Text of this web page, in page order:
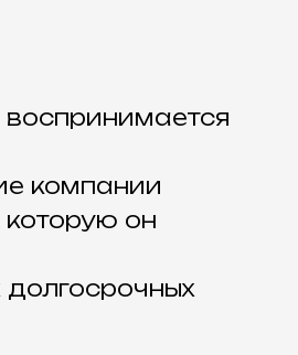
компании
которую он